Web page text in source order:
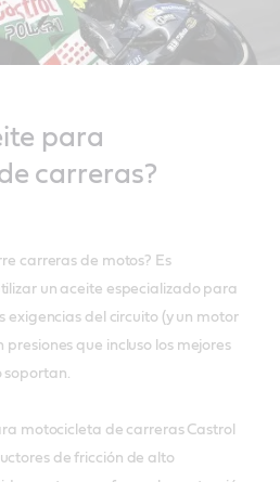
para
carreras?
carreras de motos? Es
un aceite especializado para
exigencias del circuito (y un motor
que incluso los mejores
soportan.
motocicleta de carreras Castrol
de fricción de alto